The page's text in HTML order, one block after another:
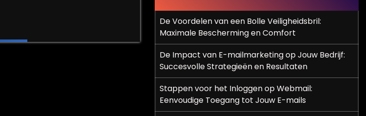
De Voordelen van een Bolle Veiligheidsbril:
Maximale Bescherming en Comfort
De Impact van E-mailmarketing op Jouw Bedrijf:
Succesvolle Strategieën en Resultaten
Stappen voor het Inloggen op Webmail:
Eenvoudige Toegang tot Jouw E-mails